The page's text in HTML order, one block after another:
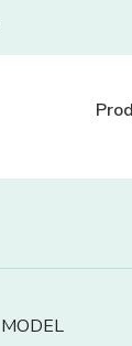
MODEL